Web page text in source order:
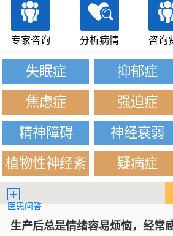
专家咨询 分析病情 咨询
失眠症 抑郁症
焦虑症
强迫症
精神障碍
神经衰弱
植物性神经紊
疑病症
医患问答
生产后总是情绪容易烦恼，经常